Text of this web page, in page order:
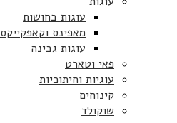
עוגות בחושות
מאפינס וקאפקייקס
עוגות גבינה
פאי וטארט
עוגיות וחיתוכיות
קינוחים
שוקולד